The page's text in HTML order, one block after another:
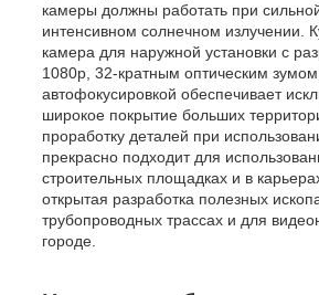
камеры должны работать при
интенсивном солнечном излучении.
камера для наружной установки с
1080p, 32-кратным оптическим
автофокусировкой обеспечивает
широкое покрытие больших
проработку деталей при
прекрасно подходит для
строительных площадках и в
открытая разработка полезных
трубопроводных трассах и для
городе.